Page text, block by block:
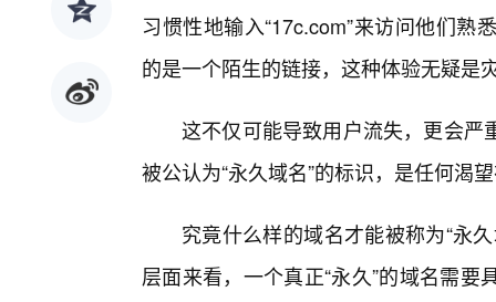
习惯性地输入“17c.com”来访问他们
的是一个陌生的链接，这种体验无疑是
这不仅可能导致用户流失，更会严
被公认为“永久域名”的标识，是任何渴
究竟什么样的域名才能被称为“永
层面来看，一个真正“永久”的域名需